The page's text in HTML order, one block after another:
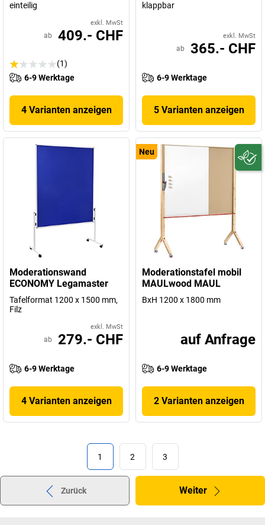
einteilig
exkl. MwSt
ab 409.- CHF
(1)
6-9 Werktage
4 Varianten anzeigen
klappbar
exkl. MwSt
ab 365.- CHF
6-9 Werktage
5 Varianten anzeigen
Moderationswand
ECONOMY Legamaster
Tafelformat 1200 x 1500 mm,
Filz
exkl. MwSt
ab 279.- CHF
6-9 Werktage
4 Varianten anzeigen
Neu
Moderationstafel mobil
MAULwood MAUL
BxH 1200 x 1800 mm
auf Anfrage
6-9 Werktage
2 Varianten anzeigen
1 2 3
Zurück Weiter